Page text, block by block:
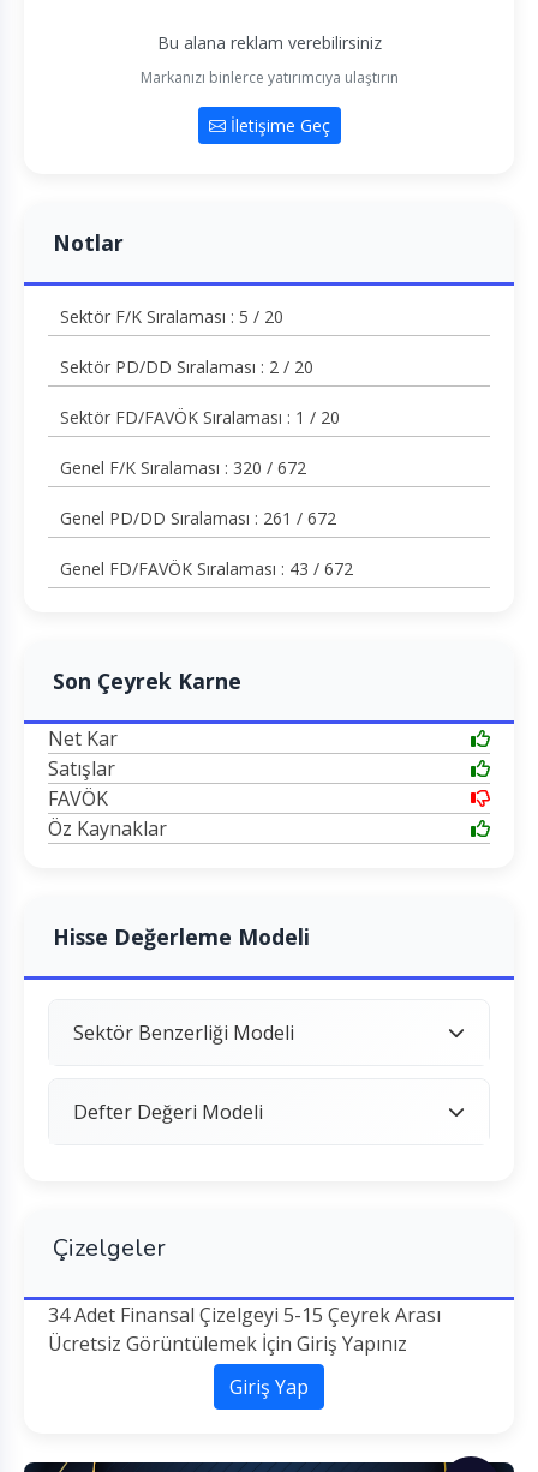
Bu alana reklam verebilirsiniz
Markanızı binlerce yatırımcıya ulaştırın
İletişime Geç
Notlar
Sektör F/K Sıralaması : 5 / 20
Sektör PD/DD Sıralaması : 2 / 20
Sektör FD/FAVÖK Sıralaması : 1 / 20
Genel F/K Sıralaması : 320 / 672
Genel PD/DD Sıralaması : 261 / 672
Genel FD/FAVÖK Sıralaması : 43 / 672
Son Çeyrek Karne
Net Kar
Satışlar
FAVÖK
Öz Kaynaklar
Hisse Değerleme Modeli
Sektör Benzerliği Modeli
Defter Değeri Modeli
Çizelgeler
34 Adet Finansal Çizelgeyi 5-15 Çeyrek Arası
Ücretsiz Görüntülemek İçin Giriş Yapınız
Giriş Yap